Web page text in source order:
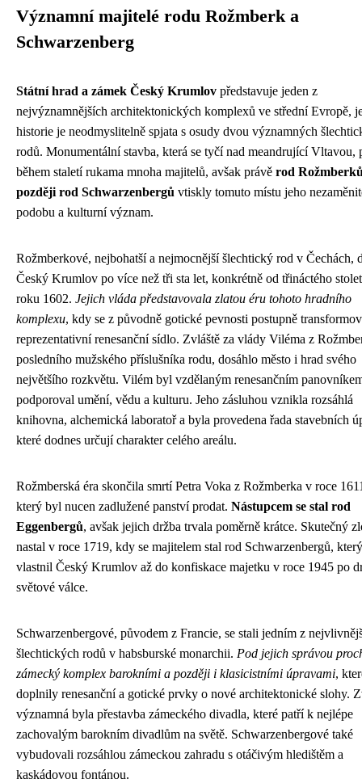
Významní majitelé rodu Rožmberk a
Schwarzenberg
Státní hrad a zámek Český Krumlov představuje jeden z
nejvýznamnějších architektonických komplexů ve střední Evropě,
historie je neodmyslitelně spjata s osudy dvou významných
rodů. Monumentální stavba, která se tyčí nad meandrující Vltavou,
během staletí rukama mnoha majitelů, avšak právě rod
později rod Schwarzenbergů vtiskly tomuto místu jeho
podobu a kulturní význam.
Rožmberkové, nejbohatší a nejmocnější šlechtický rod v Čechách,
Český Krumlov po více než tři sta let, konkrétně od třináctého
roku 1602. Jejich vláda představovala zlatou éru tohoto hradního
komplexu, kdy se z původně gotické pevnosti postupně
reprezentativní renesanční sídlo. Zvláště za vlády Viléma z
posledního mužského příslušníka rodu, dosáhlo město i hrad svého
největšího rozkvětu. Vilém byl vzdělaným renesančním
podporoval umění, vědu a kulturu. Jeho zásluhou vznikla rozsáhlá
knihovna, alchemická laboratoř a byla provedena řada stavebních
které dodnes určují charakter celého areálu.
Rožmberská éra skončila smrtí Petra Voka z Rožmberka v roce
který byl nucen zadlužené panství prodat. Nástupcem se stal rod
Eggenbergů, avšak jejich držba trvala poměrně krátce. Skutečný
nastal v roce 1719, kdy se majitelem stal rod Schwarzenbergů, který
vlastnil Český Krumlov až do konfiskace majetku v roce 1945 po
světové válce.
Schwarzenbergové, původem z Francie, se stali jedním z
šlechtických rodů v habsburské monarchii. Pod jejich správou
zámecký komplex barokními a později i klasicistními úpravami,
doplnily renesanční a gotické prvky o nové architektonické slohy.
významná byla přestavba zámeckého divadla, které patří k nejlépe
zachovalým barokním divadlům na světě. Schwarzenbergové také
vybudovali rozsáhlou zámeckou zahradu s otáčivým hledištěm a
kaskádovou fontánou.